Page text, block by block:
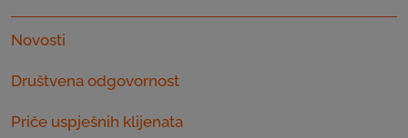
Novosti
Društvena odgovornost
Priče uspješnih klijenata